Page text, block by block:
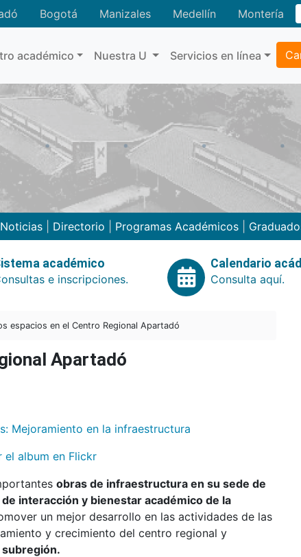
Bogotá Manizales Medellín Montería
académico Nuestra U Servicios en línea
Noticias Directorio Programas Académicos
académico
e inscripciones.
Calendario
Consulta aquí.
espacios en el Centro Regional Apartadó
Apartadó
el album en Flickr
obras de infraestructura en su sede de
interacción y bienestar académico de la
un mejor desarrollo en las actividades de las
y crecimiento del centro regional y